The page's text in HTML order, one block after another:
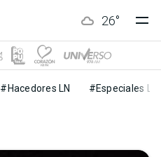
26°
#Hacedores LN #Especiales LN